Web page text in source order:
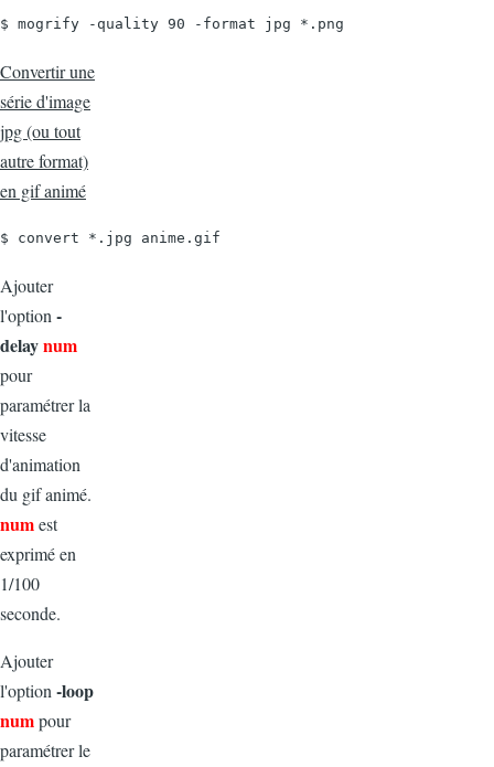
$ mogrify -quality 90 -format jpg *.png
Convertir une
série d'image
jpg (ou tout
autre format)
en gif animé
$ convert *.jpg anime.gif
Ajouter
l'option -
delaynum
pour
paramétrer la
vitesse
d'animation
du gif animé.
numest
exprimé en
1/100
seconde.
Ajouter
l'option -loop
numpour
paramétrer le